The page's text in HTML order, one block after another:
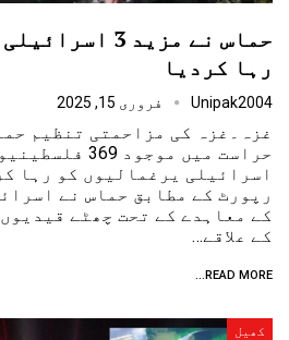
حماس نے مزید 3
رہا کردیا
Unipak2004 فروری 15, 2025
غزہ۔غزہ کی مزاحمتی تنظیم
اسرائیلی یرغمالیوں کو رہا
رپورٹ کے مطابق حماس نے
کے معاہدے کے تحت چھٹے
کے علاقے…
READ MORE...
کھیل